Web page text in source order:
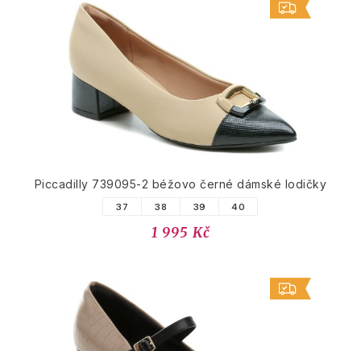
Piccadilly 739095-2 béžovo černé dámské lodičky
37 38 39 40
1 995 Kč